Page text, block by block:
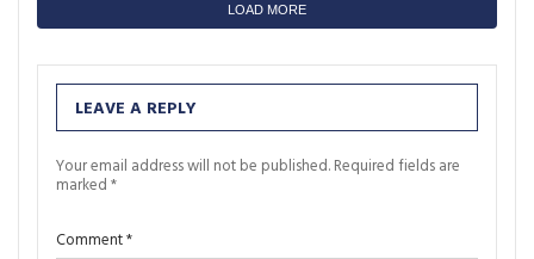
LOAD MORE
LEAVE A REPLY
Your email address will not be published. Required fields are
marked *
Comment*